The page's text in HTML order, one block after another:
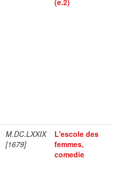
(e.2)
M.DC.LXXIX
[1679]
L'escole des
femmes,
comedie